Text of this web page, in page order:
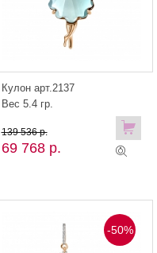
Кулон арт.2137
Вес 5.4 гр.
69 768 р.
139 536 р.
-50%